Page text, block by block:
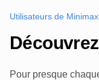
Utilisateurs de Minimax
Pour presque